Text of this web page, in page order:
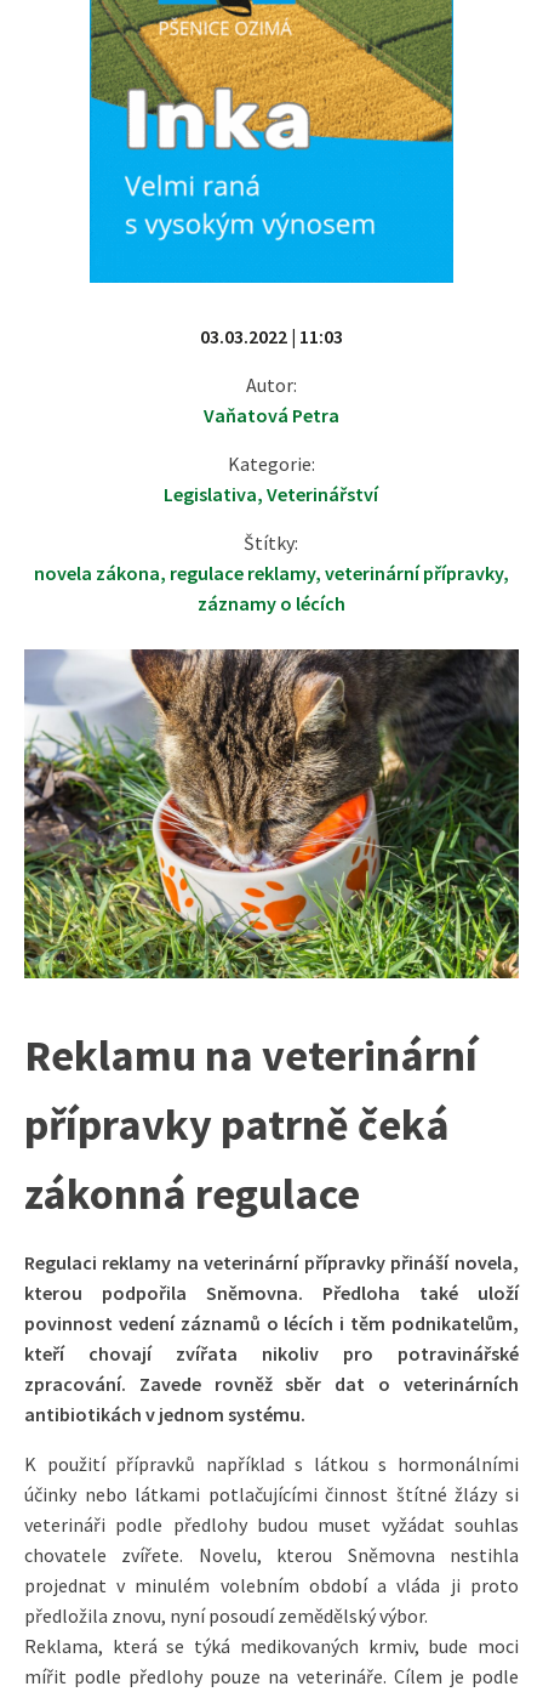
03.03.2022 | 11:03
Autor:
Vaňatová Petra
Kategorie:
Legislativa,Veterinářství
Štítky:
novela zákona, regulace reklamy, veterinární přípravky,
záznamy o lécích
Reklamu na veterinární
přípravky patrně čeká
zákonná regulace
Regulaci reklamy na veterinární přípravky přináší novela,
kterou podpořila Sněmovna. Předloha také uloží
povinnost vedení záznamů o lécích i těm podnikatelům,
kteří chovají zvířata nikoliv pro potravinářské
zpracování. Zavede rovněž sběr dat o veterinárních
antibiotikách v jednom systému.
K použití přípravků například s látkou s hormonálními
účinky nebo látkami potlačujícími činnost štítné žlázy si
veterináři podle předlohy budou muset vyžádat souhlas
chovatele zvířete. Novelu, kterou Sněmovna nestihla
projednat v minulém volebním období a vláda ji proto
předložila znovu, nyní posoudí zemědělský výbor.
Reklama, která se týká medikovaných krmiv, bude moci
mířit podle předlohy pouze na veterináře. Cílem je podle